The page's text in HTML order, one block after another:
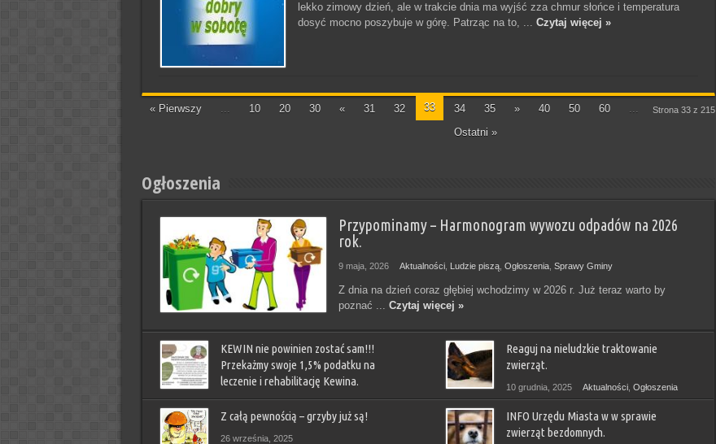
lekko zimowy dzień, ale w trakcie dnia ma wyjść zza chmur słońce i temperatura
dosyć mocno poszybuje w górę. Patrząc na to, ... Czytaj więcej »
Strona 33 z 215
« Pierwszy ... 10 20 30 « 31 32 33 34 35 » 40 50 60
...
Ostatni »
Ogłoszenia
Przypominamy – Harmonogram wywozu odpadów na 2026
rok.
9 maja, 2026 Aktualności, Ludzie piszą, Ogłoszenia, Sprawy Gminy
Z dnia na dzień coraz głębiej wchodzimy w 2026 r. Już teraz warto by
poznać ... Czytaj więcej »
KEWIN nie powinien zostać sam!!!
Przekażmy swoje 1,5% podatku na
leczenie i rehabilitację Kewina.
21 stycznia, 2026
Aktualności, Ludzie piszą,Ogłoszenia,Sprawy Gminy
Zdrowie
Reaguj na nieludzkie traktowanie
zwierząt.
10 grudnia, 2025 Aktualności, Ogłoszenia
Z całą pewnością – grzyby już są!
26 września, 2025
INFO Urzędu Miasta w w sprawie
zwierząt bezdomnych.